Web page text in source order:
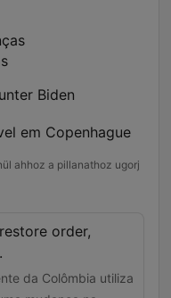
Biden
em Copenhague
ahhoz a pillanathoz ugorj
order,
da Colômbia utiliza